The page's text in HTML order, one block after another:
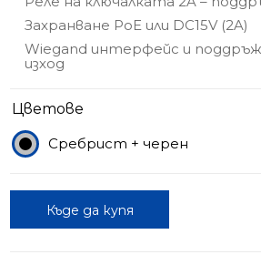
Захранване PoE или DC15V (2A)
Wiegand интерфейс и
изход
Цветове
Сребрист + черен
Къде да купя